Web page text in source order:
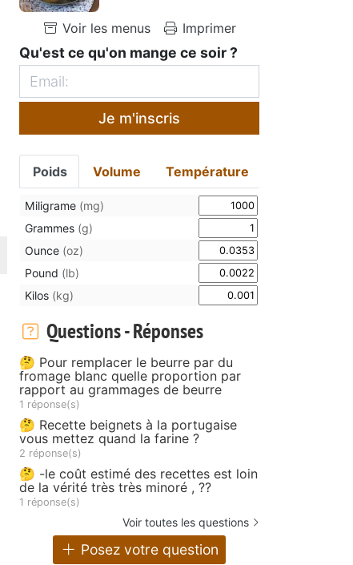
Voir les menus Imprimer
Qu'est ce qu'on mange ce soir ?
Je m'inscris
Poids Volume Température
Miligrame (mg)
Grammes (g)
Ounce (oz)
Pound (lb)
Kilos (kg)
Questions - Réponses
🤔 Pour remplacer le beurre par du
fromage blanc quelle proportion par
rapport au grammages de beurre
1 réponse(s)
🤔 Recette beignets à la portugaise
vous mettez quand la farine ?
2 réponse(s)
🤔 -le coût estimé des recettes est loin
de la vérité très très minoré , ??
1 réponse(s)
Voir toutes les questions
Posez votre question